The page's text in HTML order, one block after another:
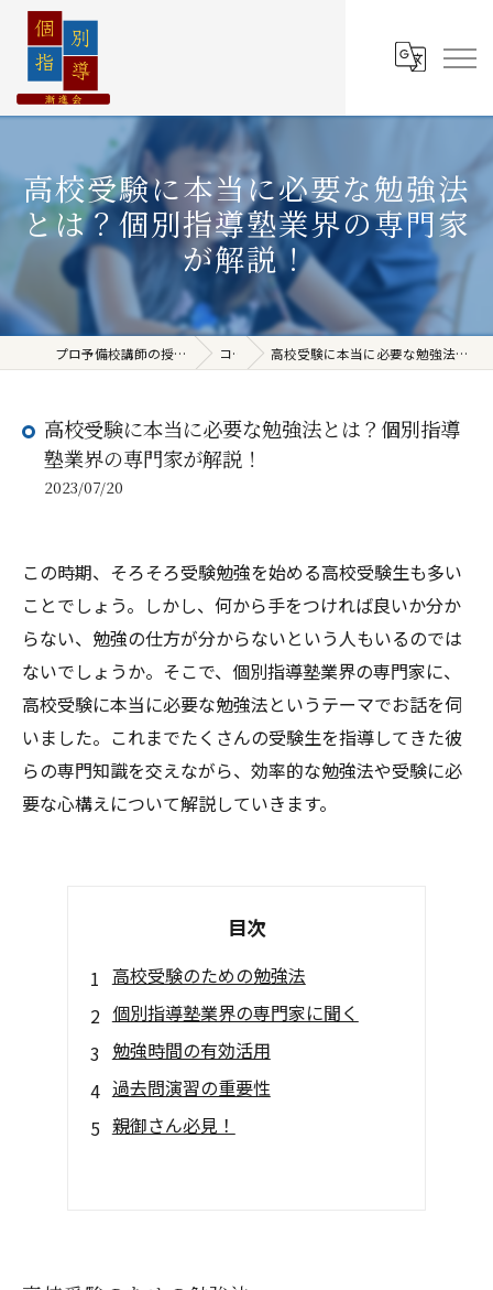
高校受験に本当に必要な勉強法
とは？個別指導塾業界の専門家
が解説！
プロ予備校講師の授業を完全個別で受けられる コラム 高校受験に本当に必要な勉強法とは？個別指導塾業界の専門家が解説！
高校受験に本当に必要な勉強法とは？個別指導
塾業界の専門家が解説！
2023/07/20
この時期、そろそろ受験勉強を始める高校受験生も多い
ことでしょう。しかし、何から手をつければ良いか分か
らない、勉強の仕方が分からないという人もいるのでは
ないでしょうか。そこで、個別指導塾業界の専門家に、
高校受験に本当に必要な勉強法というテーマでお話を伺
いました。これまでたくさんの受験生を指導してきた彼
らの専門知識を交えながら、効率的な勉強法や受験に必
要な心構えについて解説していきます。
目次
高校受験のための勉強法
個別指導塾業界の専門家に聞く
勉強時間の有効活用
過去問演習の重要性
親御さん必見！